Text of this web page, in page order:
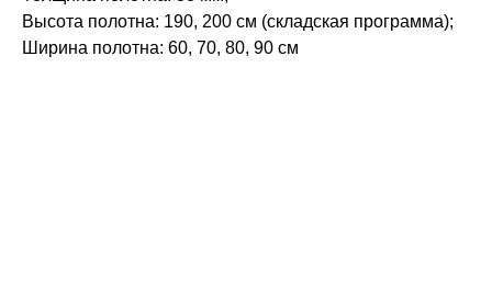
Высота полотна: 190, 200 см (складская программа);
Ширина полотна: 60, 70, 80, 90 см